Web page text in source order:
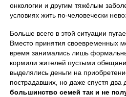
онкологии и другим тяжёлым
условиях жить по-человечески
Больше всего в этой ситуации
Вместо принятия своевременных
время занимались лишь
кормили жителей пустыми
выделялись деньги на
пострадавших, но даже спустя два
большинство семей так и не